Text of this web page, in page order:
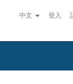
中文 登入